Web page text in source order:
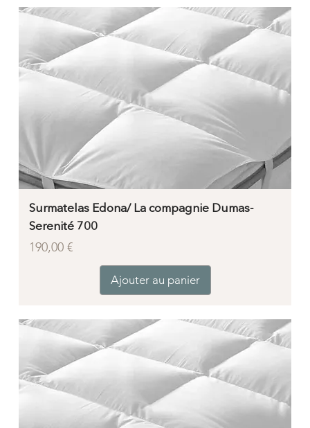
Surmatelas Edona/ La compagnie Dumas-
Serenité 700
Prix
190,00 €
Ajouter au panier